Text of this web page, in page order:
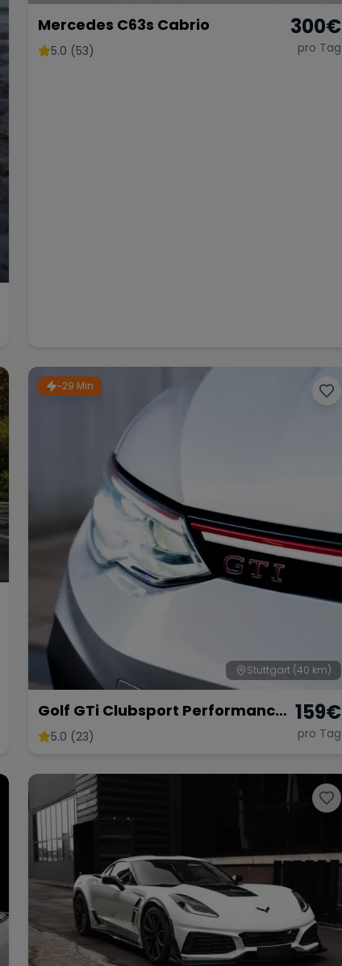
Mercedes C63s Cabrio
5.0 (53)
300€
pro Tag
~29 Min
Stuttgart (40 km)
Golf GTi Clubsport Performance
Paket
5.0 (23)
159€
pro Tag